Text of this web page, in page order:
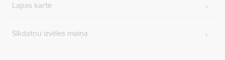
Lapas karte
Sīkdatņu izvēles maiņa